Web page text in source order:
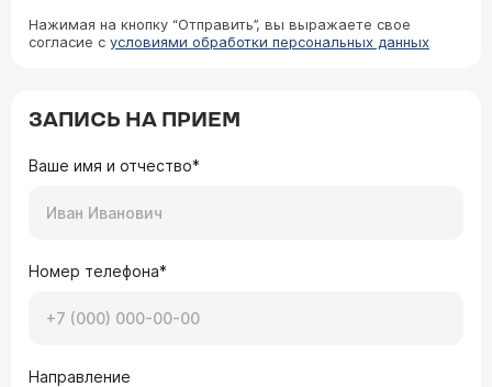
Нажимая на кнопку “Отправить”, вы выражаете свое
согласие с условиями обработки персональных данных
ЗАПИСЬ НА ПРИЕМ
Ваше имя и отчество*
Номер телефона*
Направление